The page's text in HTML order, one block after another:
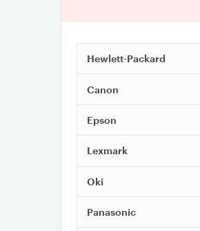
Hewlett-Packard
Canon
Epson
Lexmark
Oki
Panasonic